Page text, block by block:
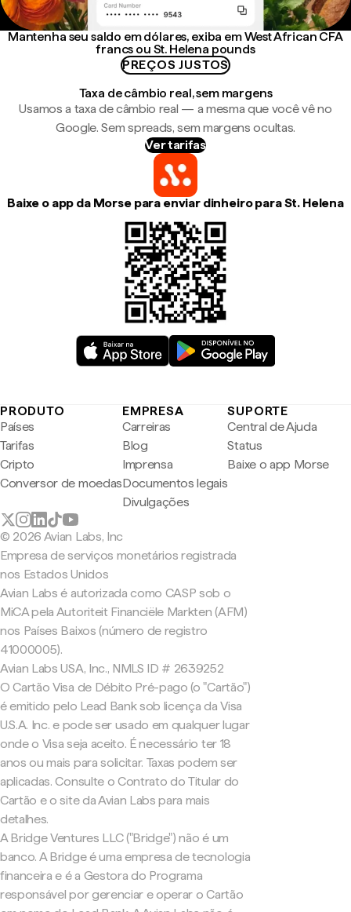
Mantenha seu saldo em dólares, exiba em West African CFA
francs ou St. Helena pounds
PREÇOS JUSTOS
Taxa de câmbio real, sem margens
Usamos a taxa de câmbio real — a mesma que você vê no
Google. Sem spreads, sem margens ocultas.
Ver tarifas
Baixe o app da Morse para enviar dinheiro para St. Helena
PRODUTO
Países
Tarifas
Cripto
Conversor de moedas
EMPRESA
Carreiras
Blog
Imprensa
Documentos legais
Divulgações
SUPORTE
Central de Ajuda
Status
Baixe o app Morse
© 2026 Avian Labs, Inc
Empresa de serviços monetários registrada
nos Estados Unidos
Avian Labs é autorizada como CASP sob o
MiCA pela Autoriteit Financiële Markten (AFM)
nos Países Baixos (número de registro
41000005).
Avian Labs USA, Inc., NMLS ID # 2639252
O Cartão Visa de Débito Pré-pago (o "Cartão")
é emitido pelo Lead Bank sob licença da Visa
U.S.A. Inc. e pode ser usado em qualquer lugar
onde o Visa seja aceito. É necessário ter 18
anos ou mais para solicitar. Taxas podem ser
aplicadas. Consulte o Contrato do Titular do
Cartão e o site da Avian Labs para mais
detalhes.
A Bridge Ventures LLC ("Bridge") não é um
banco. A Bridge é uma empresa de tecnologia
financeira e é a Gestora do Programa
responsável por gerenciar e operar o Cartão